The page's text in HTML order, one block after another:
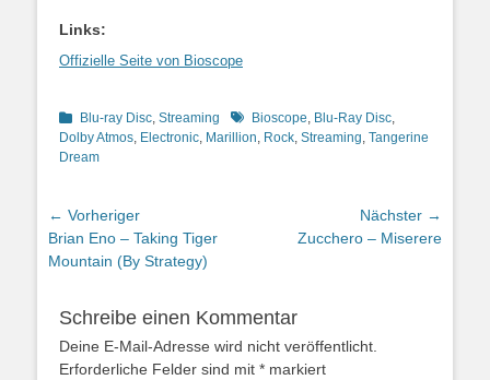
Links:
Offizielle Seite von Bioscope
Kategorien
Blu-ray Disc, Streaming Schlagworte
Bioscope, Blu-Ray Disc,
Dolby Atmos, Electronic, Marillion, Rock, Streaming, Tangerine
Dream
Beitragsnavigation
← Vorheriger
Vorheriger
Beitrag:
Brian Eno – Taking Tiger
Mountain (By Strategy)
Nächster →
NächsterZucchero – Miserere
Schreibe einen Kommentar
Deine E-Mail-Adresse wird nicht veröffentlicht.
Erforderliche Felder sind mit * markiert